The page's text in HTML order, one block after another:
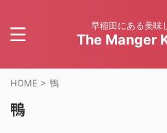
早稲田にある美味
The Manger
HOME > 鴨
鴨